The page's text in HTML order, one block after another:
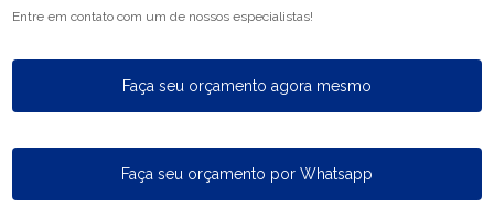
Entre em contato com um de nossos especialistas!
Faça seu orçamento agora mesmo
Faça seu orçamento por Whatsapp